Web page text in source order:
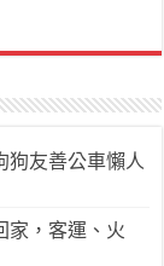
狗友善公車懶人
家，客運、火